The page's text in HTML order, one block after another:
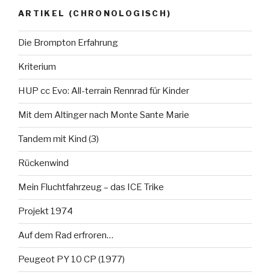
ARTIKEL (CHRONOLOGISCH)
Die Brompton Erfahrung
Kriterium
HUP cc Evo: All-terrain Rennrad für Kinder
Mit dem Altinger nach Monte Sante Marie
Tandem mit Kind (3)
Rückenwind
Mein Fluchtfahrzeug – das ICE Trike
Projekt 1974
Auf dem Rad erfroren…
Peugeot PY 10 CP (1977)